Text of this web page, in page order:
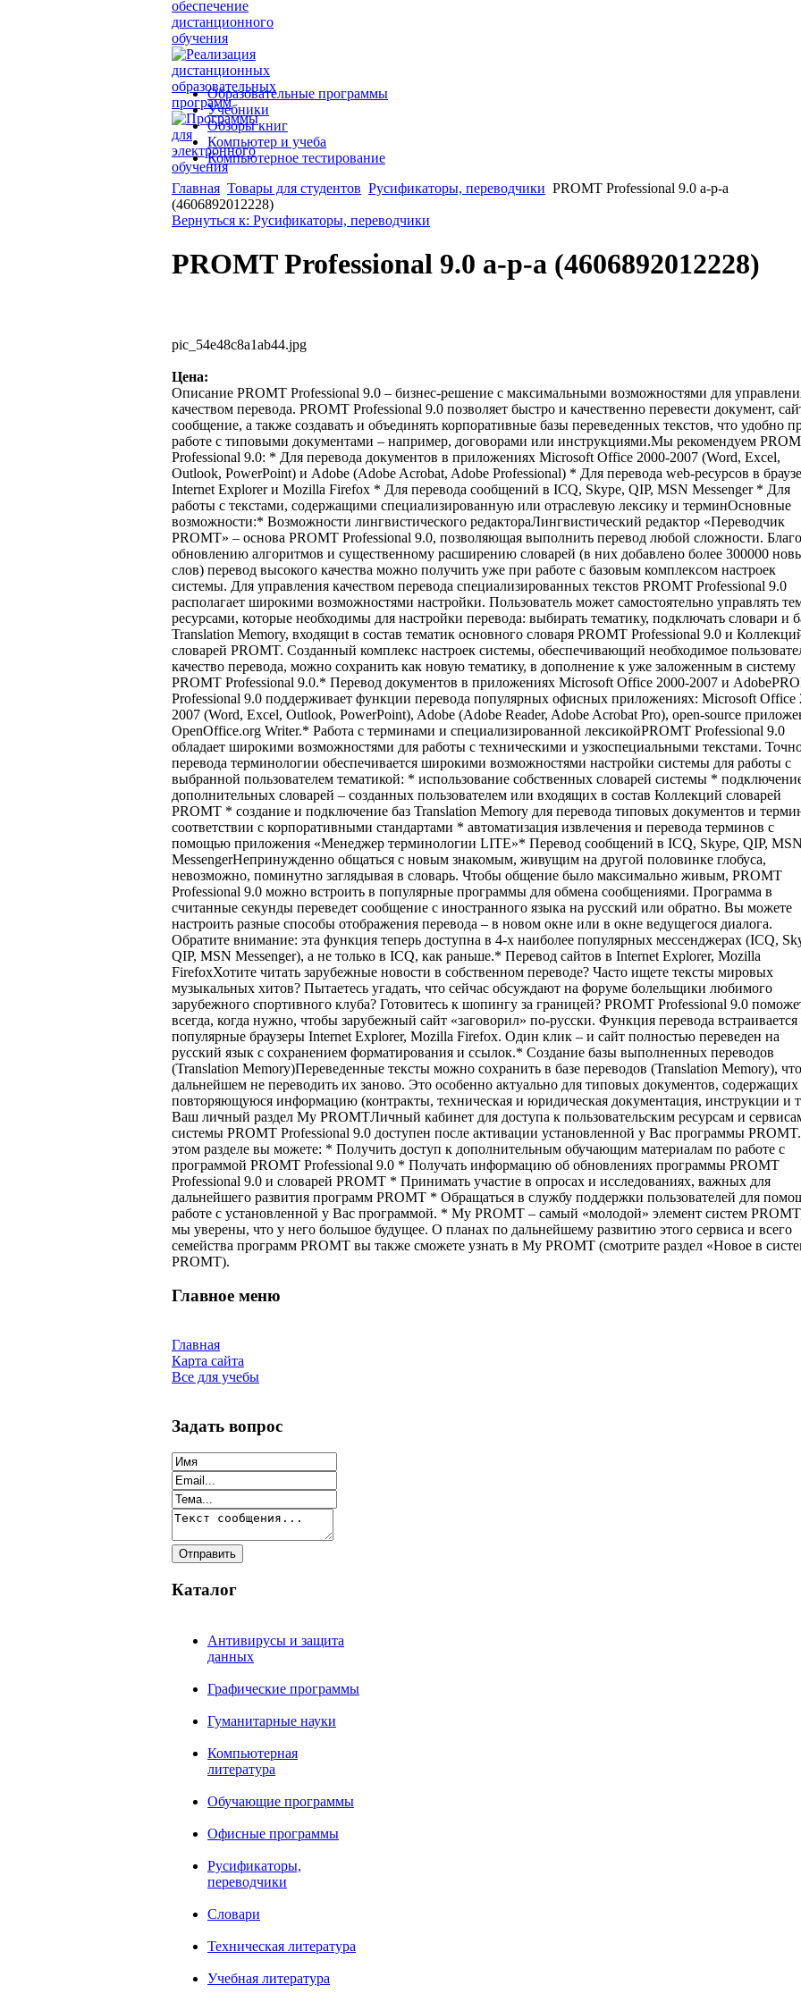
Образовательные программы
Учебники
Обзоры книг
Компьютер и учеба
Компьютерное тестирование
Главная Товары для студентов Русификаторы, переводчики PROMT Professional 9.0 а-р-а
(4606892012228)
Вернуться к: Русификаторы, переводчики
PROMT Professional 9.0 а-р-а (4606892012228)
pic_54e48c8a1ab44.jpg
Цена:
Описание PROMT Professional 9.0 – бизнес-решение с максимальными возможностями для
качеством перевода. PROMT Professional 9.0 позволяет быстро и качественно перевести документ,
сообщение, а также создавать и объединять корпоративные базы переведенных текстов, что удобно
работе с типовыми документами – например, договорами или инструкциями.Мы рекомендуем
Professional 9.0: * Для перевода документов в приложениях Microsoft Office 2000-2007 (Word, Excel,
Outlook, PowerPoint) и Adobe (Adobe Acrobat, Adobe Professional) * Для перевода web-ресурсов в
Internet Explorer и Mozilla Firefox * Для перевода сообщений в ICQ, Skype, QIP, MSN Messenger * Для
работы с текстами, содержащими специализированную или отраслевую лексику и терминОсновные
возможности:* Возможности лингвистического редактораЛингвистический редактор «Переводчик
PROMT» – основа PROMT Professional 9.0, позволяющая выполнить перевод любой сложности.
обновлению алгоритмов и существенному расширению словарей (в них добавлено более 300000
слов) перевод высокого качества можно получить уже при работе с базовым комплексом настроек
системы. Для управления качеством перевода специализированных текстов PROMT Professional 9.0
располагает широкими возможностями настройки. Пользователь может самостоятельно управлять
ресурсами, которые необходимы для настройки перевода: выбирать тематику, подключать словари и
Translation Memory, входящиt в состав тематик основного словаря PROMT Professional 9.0 и
словарей PROMT. Созданный комплекс настроек системы, обеспечивающий необходимое
качество перевода, можно сохранить как новую тематику, в дополнение к уже заложенным в систему
PROMT Professional 9.0.* Перевод документов в приложениях Microsoft Office 2000-2007 и
Professional 9.0 поддерживает функции перевода популярных офисных приложениях: Microsoft Office
2007 (Word, Excel, Outlook, PowerPoint), Adobe (Adobe Reader, Adobe Acrobat Pro), open-source
OpenOffice.org Writer.* Работа с терминами и специализированной лексикойPROMT Professional 9.0
обладает широкими возможностями для работы с техническими и узкоспециальными текстами.
перевода терминологии обеспечивается широкими возможностями настройки системы для работы с
выбранной пользователем тематикой: * использование собственных словарей системы *
дополнительных словарей – созданных пользователем или входящих в состав Коллекций словарей
PROMT * cоздание и подключение баз Translation Memory для перевода типовых документов и
соответствии с корпоративными стандартами * автоматизация извлечения и перевода терминов с
помощью приложения «Менеджер терминологии LITE»* Перевод сообщений в ICQ, Skype, QIP, MSN
MessengerНепринужденно общаться с новым знакомым, живущим на другой половинке глобуса,
невозможно, поминутно заглядывая в словарь. Чтобы общение было максимально живым, PROMT
Professional 9.0 можно встроить в популярные программы для обмена сообщениями. Программа в
считанные секунды переведет сообщение с иностранного языка на русский или обратно. Вы можете
настроить разные способы отображения перевода – в новом окне или в окне ведущегося диалога.
Обратите внимание: эта функция теперь доступна в 4-х наиболее популярных мессенджерах (ICQ,
QIP, MSN Messenger), а не только в ICQ, как раньше.* Перевод сайтов в Internet Explorer, Mozilla
FirefoxХотите читать зарубежные новости в собственном переводе? Часто ищете тексты мировых
музыкальных хитов? Пытаетесь угадать, что сейчас обсуждают на форуме болельщики любимого
зарубежного спортивного клуба? Готовитесь к шопингу за границей? PROMT Professional 9.0
всегда, когда нужно, чтобы зарубежный сайт «заговорил» по-русски. Функция перевода встраивается
популярные браузеры Internet Explorer, Mozilla Firefox. Один клик – и сайт полностью переведен на
русский язык с сохранением форматирования и ссылок.* Создание базы выполненных переводов
(Translation Memory)Переведенные тексты можно сохранить в базе переводов (Translation Memory),
дальнейшем не переводить их заново. Это особенно актуально для типовых документов, содержащих
повторяющуюся информацию (контракты, техническая и юридическая документация, инструкции и
Ваш личный раздел My PROMTЛичный кабинет для доступа к пользовательским ресурсам и
системы PROMT Professional 9.0 доступен после активации установленной у Вас программы
этом разделе вы можете: * Получить доступ к дополнительным обучающим материалам по работе с
программой PROMT Professional 9.0 * Получать информацию об обновлениях программы PROMT
Professional 9.0 и словарей PROMT * Принимать участие в опросах и исследованиях, важных для
дальнейшего развития программ PROMT * Обращаться в службу поддержки пользователей для
работе с установленной у Вас программой. * My PROMT – самый «молодой» элемент систем
мы уверены, что у него большое будущее. О планах по дальнейшему развитию этого сервиса и всего
семейства программ PROMT вы также сможете узнать в My PROMT (смотрите раздел «Новое в
PROMT).
Главное меню
Главная
Карта сайта
Все для учебы
Задать вопрос
Каталог
Антивирусы и защита
данных
Графические программы
Гуманитарные науки
Компьютерная
литература
Обучающие программы
Офисные программы
Русификаторы,
переводчики
Словари
Техническая литература
Учебная литература